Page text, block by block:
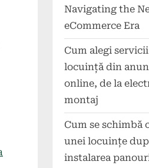
Navigating the
eCommerce Era
Cum alegi
locuință din
online, de la
montaj
Cum se schimbă
unei locuințe
instalarea